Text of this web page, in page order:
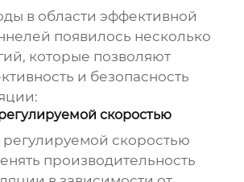
в областиэффективной
появилось несколько
которые позволяют
и безопасность
скоростью
скоростью
производительность